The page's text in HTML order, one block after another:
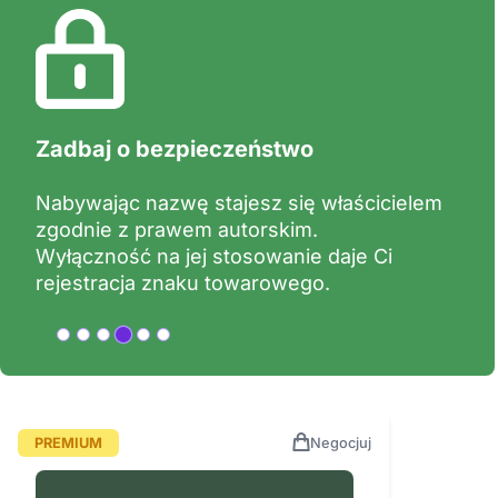
Zadbaj o bezpieczeństwo
Nabywając nazwę stajesz się właścicielem
zgodnie z prawem autorskim.
Wyłączność na jej stosowanie daje Ci
rejestracja znaku towarowego.
PREMIUM Negocjuj